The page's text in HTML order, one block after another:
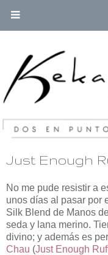
Just Enough
No me pude resistir a
unos días al pasar por
Silk Blend de Manos
seda y lana merino.
divino; y además es
Chau (Just Enough